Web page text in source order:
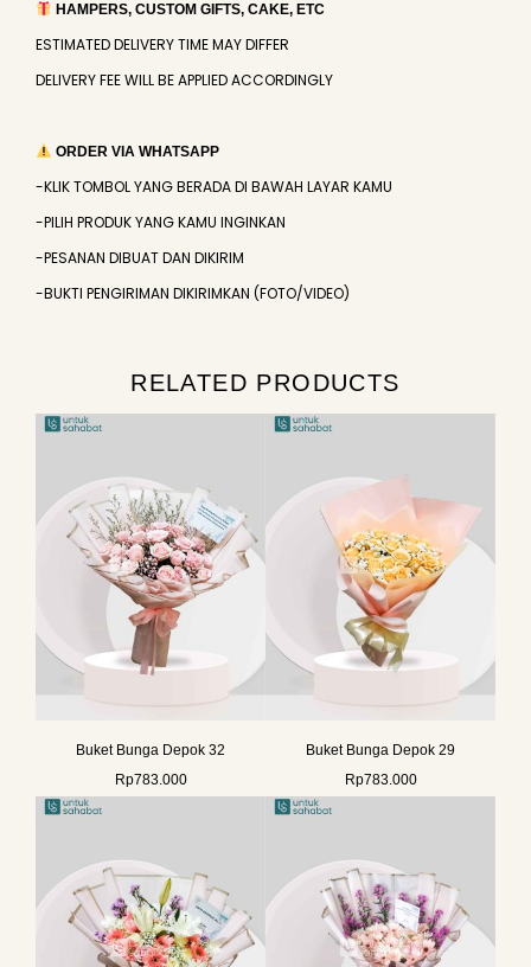
HAMPERS, CUSTOM GIFTS, CAKE, ETC
ESTIMATED DELIVERY TIME MAY DIFFER
DELIVERY FEE WILL BE APPLIED ACCORDINGLY
ORDER VIA WHATSAPP
-KLIK TOMBOL YANG BERADA DI BAWAH LAYAR KAMU
-PILIH PRODUK YANG KAMU INGINKAN
-PESANAN DIBUAT DAN DIKIRIM
-BUKTI PENGIRIMAN DIKIRIMKAN (FOTO/VIDEO)
RELATED PRODUCTS
Buket Bunga Depok 32
Rp783.000
Buket Bunga Depok 29
Rp783.000